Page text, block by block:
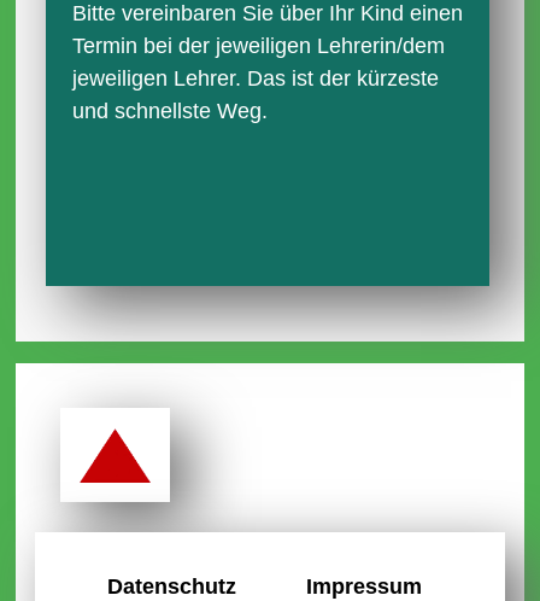
Bitte vereinbaren Sie über Ihr Kind einen
Termin bei der jeweiligen Lehrerin/dem
jeweiligen Lehrer. Das ist der kürzeste
und schnellste Weg.
Datenschutz Impressum